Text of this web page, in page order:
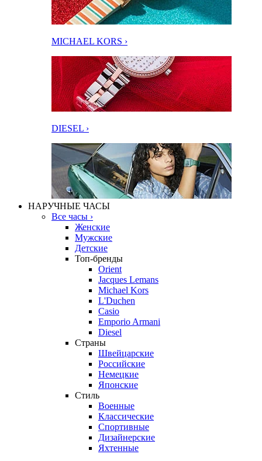
MICHAEL KORS ›
DIESEL ›
НАРУЧНЫЕ ЧАСЫ
Все часы ›
Женские
Мужские
Детские
Топ-бренды
Orient
Jacques Lemans
Michael Kors
L'Duchen
Casio
Emporio Armani
Diesel
Страны
Швейцарские
Российские
Немецкие
Японские
Стиль
Военные
Классические
Спортивные
Дизайнерские
Яхтенные